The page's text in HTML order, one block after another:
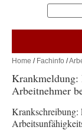
Home / Fachinfo /
Krankmeldung:
Arbeitnehmer
Krankschreibung: